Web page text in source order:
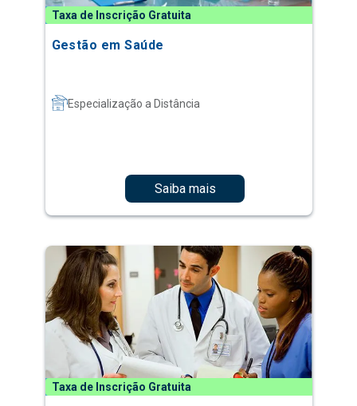
Taxa de Inscrição Gratuita
Gestão em Saúde
Especialização a Distância
Saiba mais
Taxa de Inscrição Gratuita